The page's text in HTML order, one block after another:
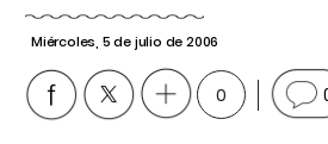
Miércoles, 5 de julio de 2006
0